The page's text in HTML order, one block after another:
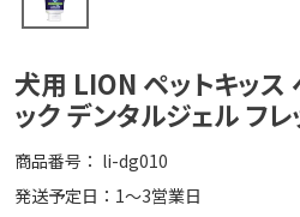
犬用 LION ペットキッス
ック デンタルジェル フ
商品番号
li-dg010
発送予定日：1～3営業日